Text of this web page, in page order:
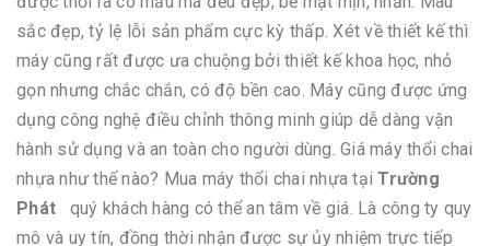
sắc đẹp, tỷ lệ lỗi sản phẩm cực kỳ thấp. Xét về thiết kế thì
máy cũng rất được ưa chuộng bởi thiết kế khoa học, nhỏ
gọn nhưng chắc chắn, có độ bền cao. Máy cũng được ứng
dụng công nghệ điều chỉnh thông minh giúp dễ dàng vận
hành sử dụng và an toàn cho người dùng. Giá máy thổi chai
nhựa như thế nào? Mua máy thổi chai nhựa tạiTrường
Phát
quý khách hàng có thể an tâm về giá. Là công ty quy
mô và uy tín, đồng thời nhận được sự ủy nhiệm trực tiếp